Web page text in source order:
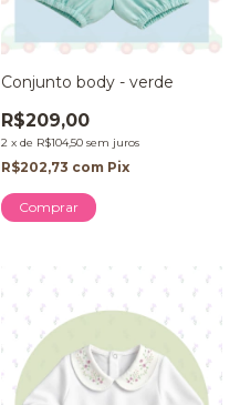
Conjunto body - verde
R$209,00
2 x de R$104,50 sem juros
R$202,73 com Pix
Comprar